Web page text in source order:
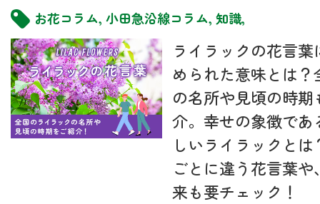
お花コラム, 小田急沿線コラム, 知識,
ライラックの花言葉
められた意味とは？
の名所や見頃の時期
介。幸せの象徴であ
しいライラックとは
ごとに違う花言葉や
来も要チェック！